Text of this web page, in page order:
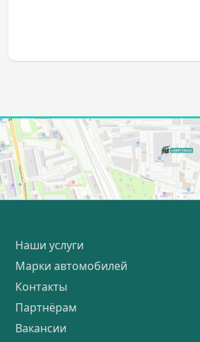
Наши услуги
Марки автомобилей
Контакты
Партнёрам
Вакансии